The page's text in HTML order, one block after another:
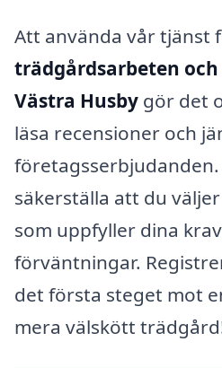
Att använda vår tjänst
trädgårdsarbeten
Västra Husby gör det
läsa recensioner och
företagsserbjudanden.
säkerställa att du
som uppfyller dina
förväntningar.
det första steget mot
mera välskött